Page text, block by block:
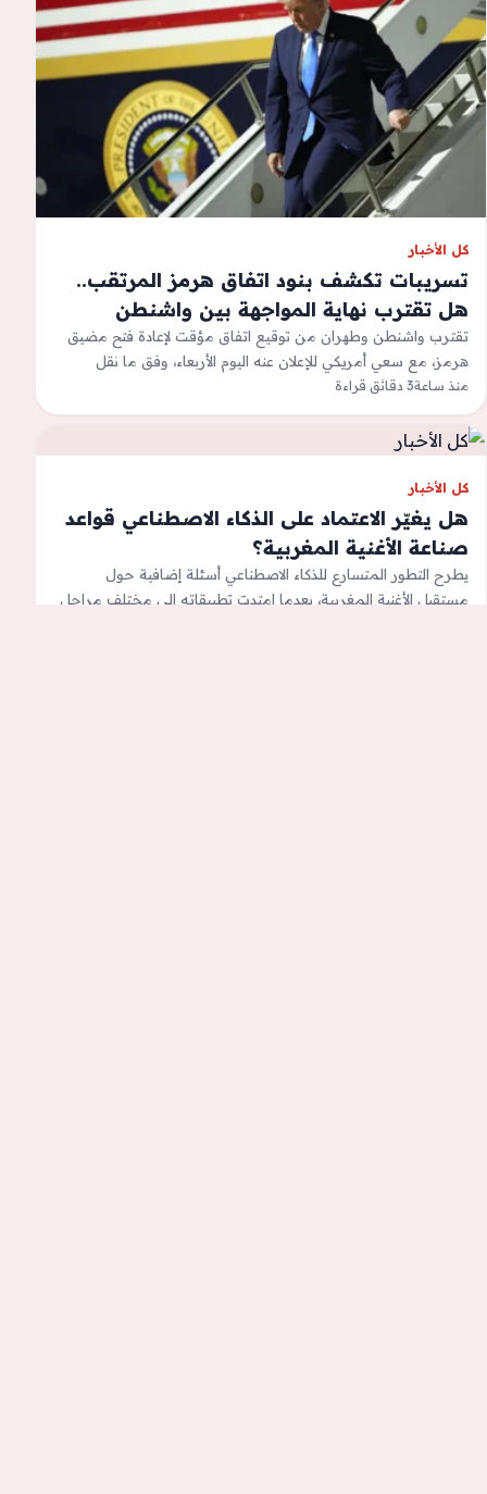
كل الأخبار
تسريبات تكشف بنود اتفاق هرمز المرتقب..
هل تقترب نهاية المواجهة بين واشنطن
وطهران؟
تقترب واشنطن وطهران من توقيع اتفاق مؤقت لإعادة فتح مضيق
هرمز، مع سعي أمريكي للإعلان عنه اليوم الأربعاء، وفق ما نقل
موقع…
منذ ساعة3 دقائق قراءة
كل الأخبار
هل يغيّر الاعتماد على الذكاء الاصطناعي قواعد
صناعة الأغنية المغربية؟
يطرح التطور المتسارع للذكاء الاصطناعي أسئلة إضافية حول
مستقبل الأغنية المغربية، بعدما امتدت تطبيقاته إلى مختلف مراحل